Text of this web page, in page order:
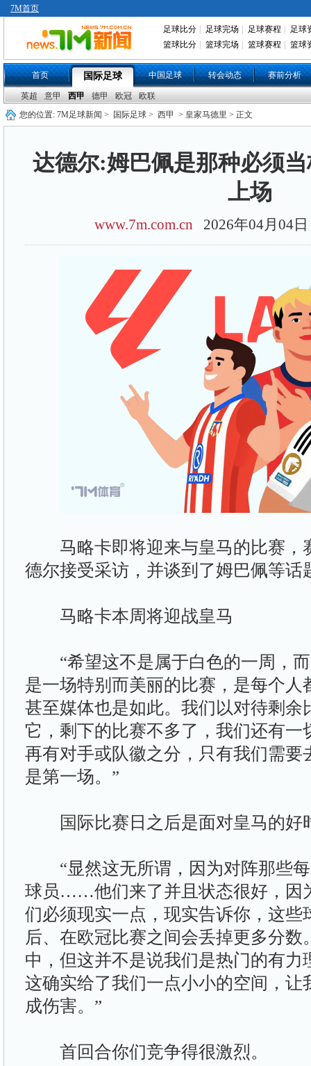
7M首页
足球比分 足球完场 足球赛程
足球
篮球比分
篮球完场 篮球赛程 篮球
首页 国际足球 中国足球 转会动态 赛前分析
英超 意甲 西甲 德甲 欧冠
欧联
您的位置: 7M足球新闻 > 国际足球 > 西甲 > 皇家马德里 > 正文
达德尔:姆巴佩是那种必须
上场
www.7m.com.cn 2026年04月04
马略卡即将迎来与皇马的比赛，
德尔接受采访，并谈到了姆巴佩等话
马略卡本周将迎战皇马
“希望这不是属于白色的一周，而
是一场特别而美丽的比赛，是每个人
甚至媒体也是如此。我们以对待剩余
它，剩下的比赛不多了，我们还有一
再有对手或队徽之分，只有我们需要
是第一场。”
国际比赛日之后是面对皇马的好
“显然这无所谓，因为对阵那些每
球员……他们来了并且状态很好，因
们必须现实一点，现实告诉你，这些
后、在欧冠比赛之间会丢掉更多分数
中，但这并不是说我们是热门的有力
这确实给了我们一点小小的空间，让
成伤害。”
首回合你们竞争得很激烈。